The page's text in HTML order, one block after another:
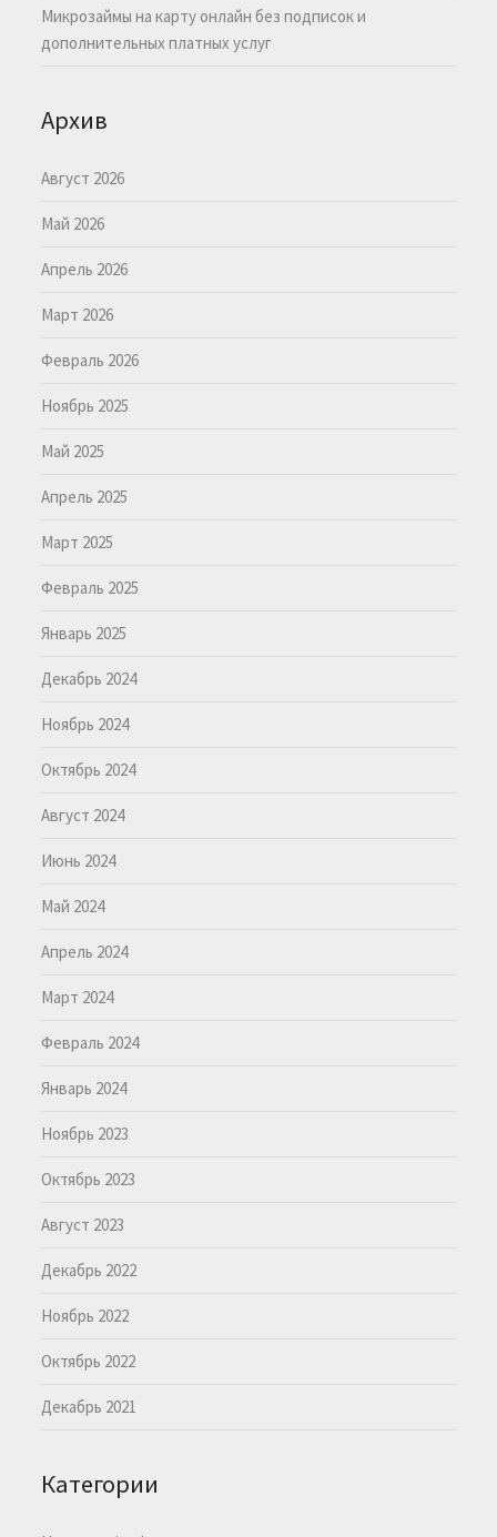
Микрозаймы на карту онлайн без подписок и
дополнительных платных услуг
Архив
Август 2026
Май 2026
Апрель 2026
Март 2026
Февраль 2026
Ноябрь 2025
Май 2025
Апрель 2025
Март 2025
Февраль 2025
Январь 2025
Декабрь 2024
Ноябрь 2024
Октябрь 2024
Август 2024
Июнь 2024
Май 2024
Апрель 2024
Март 2024
Февраль 2024
Январь 2024
Ноябрь 2023
Октябрь 2023
Август 2023
Декабрь 2022
Ноябрь 2022
Октябрь 2022
Декабрь 2021
Категории